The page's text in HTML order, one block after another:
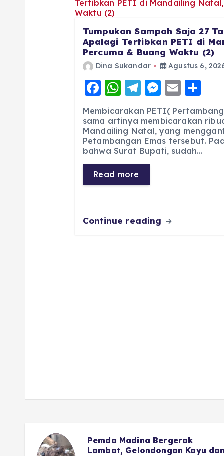
Tumpukan Sampah Saja 27
Apalagi Tertibkan PETI di
Percuma & Buang Waktu (2)
Dina Sukandar Agustus 6,
F
a
c
e
b
o
o
k
W
h
a
ts
A
p
p
T
el
e
g
r
a
m
M
e
ss
e
n
E
m
ai
l
h
a
re
Membicarakan PETI(
sama artinya membicarakan
Mandailing Natal, yang
Petambangan Emas tersebut.
bahwa Surat Bupati, sudah…
Read more
Continue reading
Advocat Nasional : Hal Kecil
Saja DPRD Tidak Berani,